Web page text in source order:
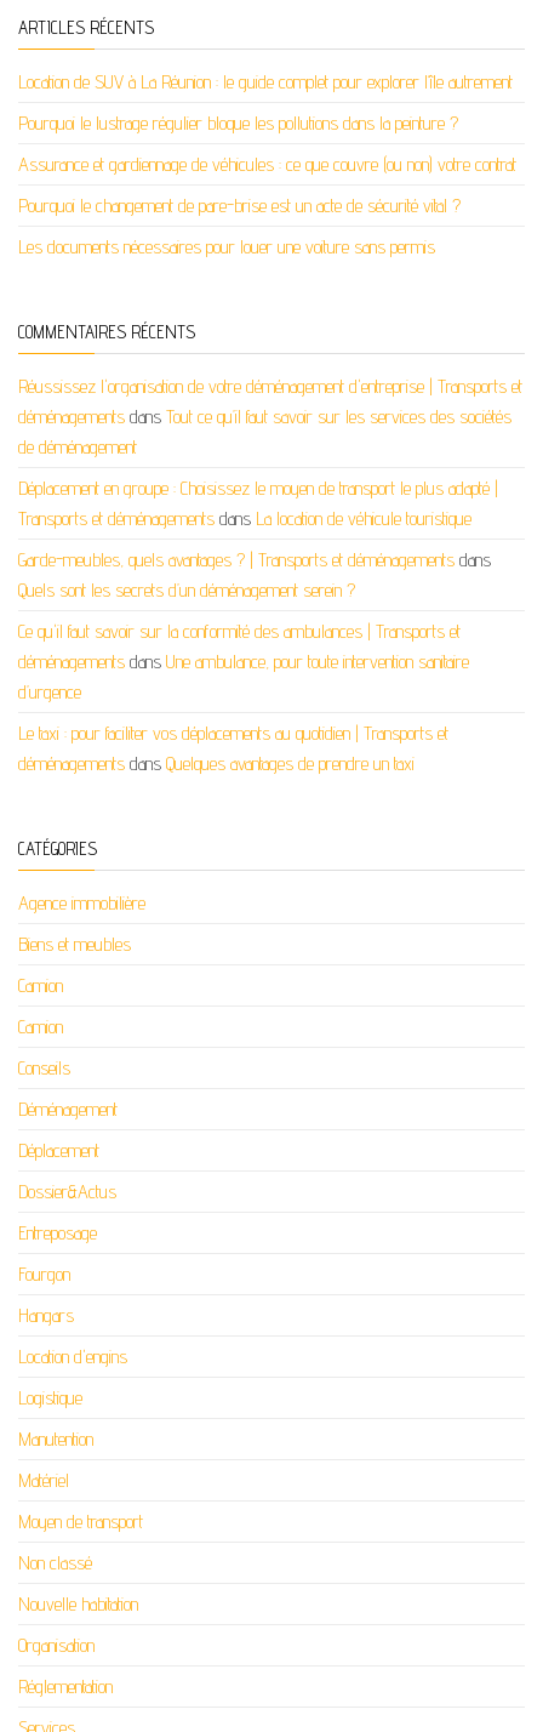
ARTICLES RÉCENTS
Location de SUV à La Réunion : le guide complet pour explorer l’île autrement
Pourquoi le lustrage régulier bloque les pollutions dans la peinture ?
Assurance et gardiennage de véhicules : ce que couvre (ou non) votre contrat
Pourquoi le changement de pare-brise est un acte de sécurité vital ?
Les documents nécessaires pour louer une voiture sans permis
COMMENTAIRES RÉCENTS
Réussissez l'organisation de votre déménagement d'entreprise | Transports et
déménagements dans Tout ce qu’il faut savoir sur les services des sociétés
de déménagement
Déplacement en groupe : Choisissez le moyen de transport le plus adapté |
Transports et déménagements dans La location de véhicule touristique
Garde-meubles, quels avantages ? | Transports et déménagements dans
Quels sont les secrets d’un déménagement serein ?
Ce qu'il faut savoir sur la conformité des ambulances | Transports et
déménagements dans Une ambulance, pour toute intervention sanitaire
d’urgence
Le taxi : pour faciliter vos déplacements au quotidien | Transports et
déménagements dans Quelques avantages de prendre un taxi
CATÉGORIES
Agence immobilière
Biens et meubles
Camion
Camion
Conseils
Déménagement
Déplacement
Dossier&Actus
Entreposage
Fourgon
Hangars
Location d'engins
Logistique
Manutention
Matériel
Moyen de transport
Non classé
Nouvelle habitation
Organisation
Réglementation